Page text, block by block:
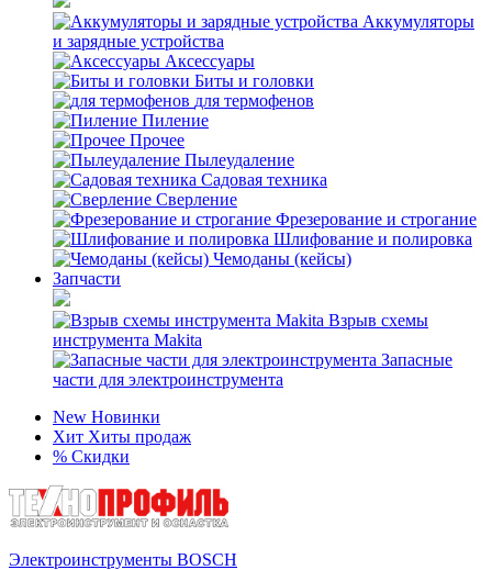
Аккумуляторы
и зарядные устройства
Аксессуары
Биты и головки
для термофенов
Пиление
Прочее
Пылеудаление
Садовая техника
Сверление
Фрезерование и строгание
Шлифование и полировка
Чемоданы (кейсы)
Запчасти
Взрыв схемы
инструмента Makita
Запасные
части для электроинструмента
New Новинки
Хит Хиты продаж
% Скидки
Электроинструменты BOSCH